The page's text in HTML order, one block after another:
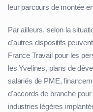
leur parcours de montée
Par ailleurs, selon la
d'autres dispositifs
France Travail pour les
les Yvelines, plans de
salariés de PME,
d'accords de branche
industries légères